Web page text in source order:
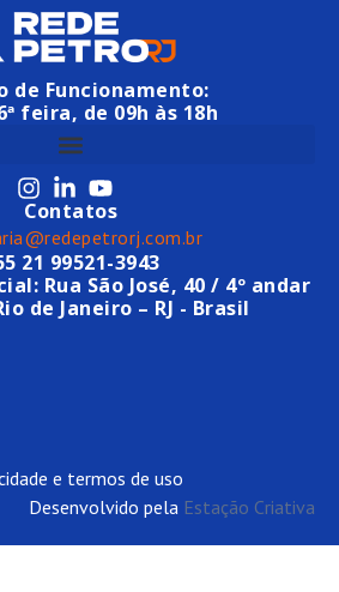
de Funcionamento:
feira, de 09h às 18h
Contatos
21 99521-3943
Rua São José, 40 / 4º andar
de Janeiro – RJ - Brasil
e termos de uso
Desenvolvido pela Estação Criativa